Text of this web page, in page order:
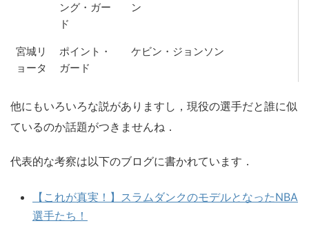
ング・ガー
ド
ン
宮城リ
ョータ
ポイント・
ガード
ケビン・ジョンソン
他にもいろいろな説がありますし，現役の選手だと誰に似
ているのか話題がつきませんね．
代表的な考察は以下のブログに書かれています．
【これが真実！】スラムダンクのモデルとなったNBA
選手たち！